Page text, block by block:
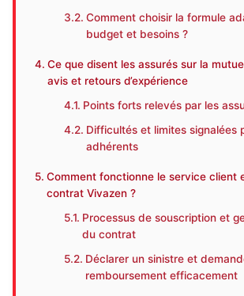
Comment choisir la formule
budget et besoins ?
Ce que disent les assurés sur la
avis et retours d’expérience
Points forts relevés par les
Difficultés et limites signalées
adhérents
Comment fonctionne le service client
contrat Vivazen ?
Processus de souscription et
du contrat
Déclarer un sinistre et
remboursement efficacement